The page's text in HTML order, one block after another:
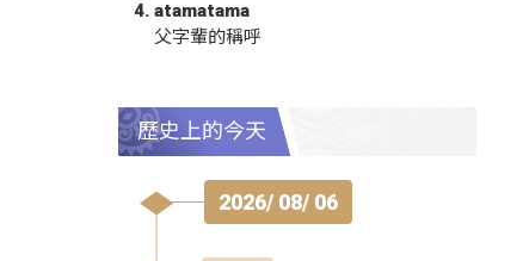
atamatama
父字輩的稱呼
歷史上的今天
2026/ 08/ 06